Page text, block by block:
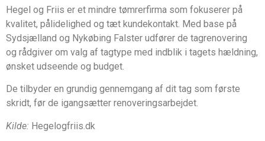
Hegel og Friis er et mindre tømrerfirma som fokuserer på
kvalitet, pålidelighed og tæt kundekontakt. Med base på
Sydsjælland og Nykøbing Falster udfører de tagrenovering
og rådgiver om valg af tagtype med indblik i tagets hældning,
ønsket udseende og budget.
De tilbyder en grundig gennemgang af dit tag som første
skridt, før de igangsætter renoveringsarbejdet.
Kilde: Hegelogfriis.dk